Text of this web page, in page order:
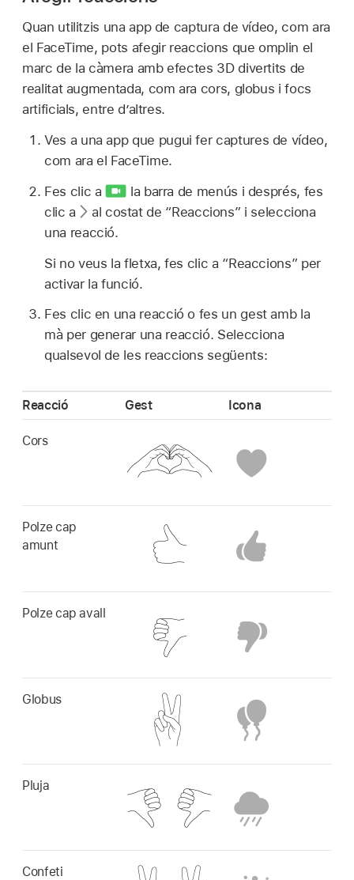
Quan utilitzis una app de captura de vídeo, com ara
el FaceTime, pots afegir reaccions que omplin el
marc de la càmera amb efectes 3D divertits de
realitat augmentada, com ara cors, globus i focs
artificials, entre d’altres.
Ves a una app que pugui fer captures de vídeo,
com ara el FaceTime.
Fes clic a
la barra de menús i després, fes
clic a
al costat de “Reaccions” i selecciona
una reacció.
Si no veus la fletxa, fes clic a “Reaccions” per
activar la funció.
Fes clic en una reacció o fes un gest amb la
mà per generar una reacció. Selecciona
qualsevol de les reaccions següents:
Reacció Gest Icona
Cors
Polze cap
amunt
Polze cap avall
Globus
Pluja
Confeti